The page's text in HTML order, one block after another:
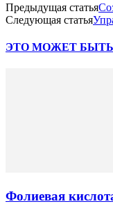
Предыдущая статья
Следующая статья
ЭТО МОЖЕТ
Фолиевая